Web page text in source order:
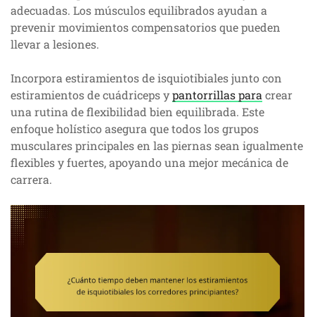
adecuadas. Los músculos equilibrados ayudan a
prevenir movimientos compensatorios que pueden
llevar a lesiones.
Incorpora estiramientos de isquiotibiales junto con
estiramientos de cuádriceps ypantorrillas para crear
una rutina de flexibilidad bien equilibrada. Este
enfoque holístico asegura que todos los grupos
musculares principales en las piernas sean igualmente
flexibles y fuertes, apoyando una mejor mecánica de
carrera.